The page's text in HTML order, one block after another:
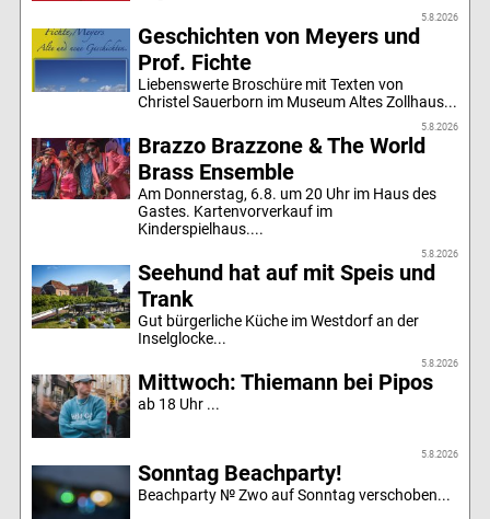
5.8.2026
Geschichten von Meyers und
Prof. Fichte
Liebenswerte Broschüre mit Texten von
Christel Sauerborn im Museum Altes Zollhaus...
5.8.2026
Brazzo Brazzone & The World
Brass Ensemble
Am Donnerstag, 6.8. um 20 Uhr im Haus des
Gastes. Kartenvorverkauf im
Kinderspielhaus....
5.8.2026
Seehund hat auf mit Speis und
Trank
Gut bürgerliche Küche im Westdorf an der
Inselglocke...
5.8.2026
Mittwoch: Thiemann bei Pipos
ab 18 Uhr ...
5.8.2026
Sonntag Beachparty!
Beachparty № Zwo auf Sonntag verschoben...